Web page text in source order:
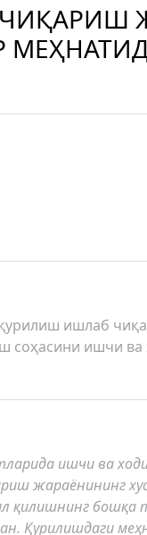
ишлаб
соҳасини ишчи
ишчи ва
жараёнининг
қилишнинг бошқа
Қурилишдаги